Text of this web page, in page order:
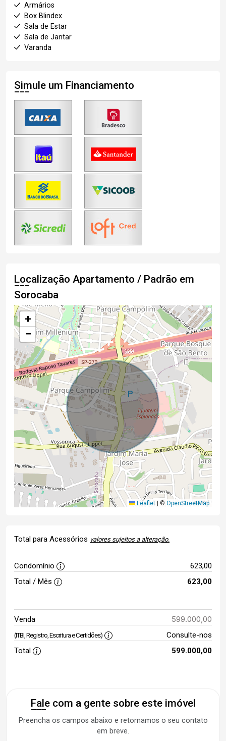
Armários
Box Blindex
Sala de Estar
Sala de Jantar
Varanda
Simule um Financiamento
Localização Apartamento / Padrão em
Sorocaba
+
−
Leaflet | © OpenStreetMap
Total para Acessórios valores sujeitos a alteração.
Condomínio
623,00
Total / Mês
623,00
Venda 599.000,00
(ITBI, Registro, Escritura e Certidões)
Consulte-nos
Total
599.000,00
Fale com a gente sobre este imóvel
Preencha os campos abaixo e retornamos o seu contato
em breve.